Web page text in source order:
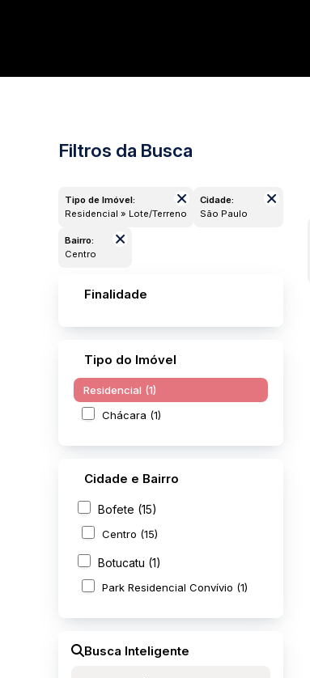
Filtros da Busca
Tipo de Imóvel:
Residencial » Lote/Terreno
Cidade:
São Paulo
Bairro:
Centro
Finalidade
Tipo do Imóvel
Residencial (1)
Chácara (1)
Cidade e Bairro
Bofete (15)
Centro (15)
Botucatu (1)
Park Residencial Convívio (1)
Busca Inteligente